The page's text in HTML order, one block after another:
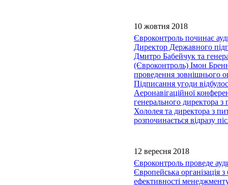
10 жовтня 2018
Євроконтроль починає
Директор Державного
Дмитро Бабейчук та
(Євроконтроль) Імон
проведення зовнішнього
Підписання угоди
Аеронавігаційної
генерального директора з
Хололея та директора з
розпочинається відразу
12 вересня 2018
Євроконтроль проведе
Європейська організація
ефективності